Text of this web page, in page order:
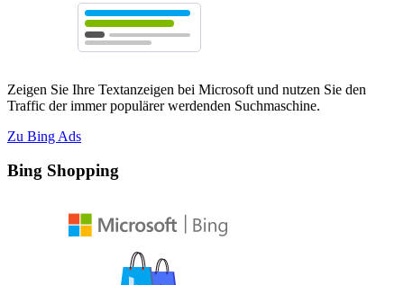
Zeigen Sie Ihre Textanzeigen bei Microsoft und nutzen Sie den
Traffic der immer populärer werdenden Suchmaschine.
Zu Bing Ads
Bing Shopping